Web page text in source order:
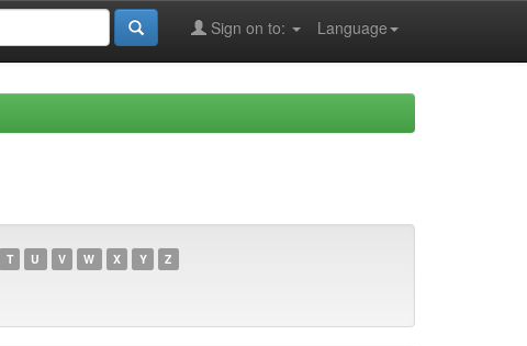
Language
Sign on to:
T U V W X Y Z